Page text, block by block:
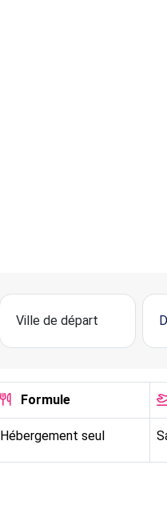
Formule
Hébergement seul